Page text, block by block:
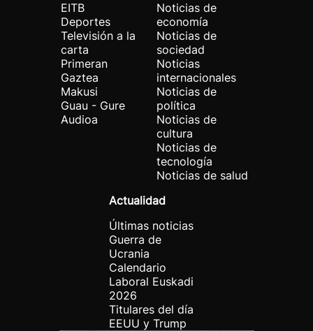
EITB
Deportes
Televisión a la
carta
Primeran
Gaztea
Makusi
Guau - Gure
Audioa
Noticias de
economía
Noticias de
sociedad
Noticias
internacionales
Noticias de
política
Noticias de
cultura
Noticias de
tecnología
Noticias de salud
Actualidad
Últimas noticias
Guerra de
Ucrania
Calendario
Laboral Euskadi
2026
Titulares del día
EEUU y Trump